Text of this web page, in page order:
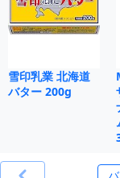
雪印乳業 北海道
バター 200g